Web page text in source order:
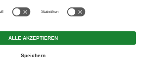
und ständigem Aktualisieren der
Richtigkeit und Vollständigkeit aller
Informationen.
sicherheitshalber nochmals beim